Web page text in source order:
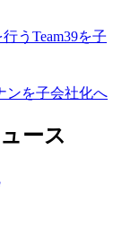
うTeam39を子
ンを子会社化へ
ース